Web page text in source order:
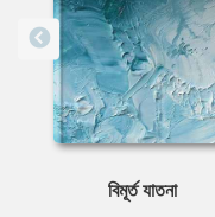
বিমূর্ত যাতনা